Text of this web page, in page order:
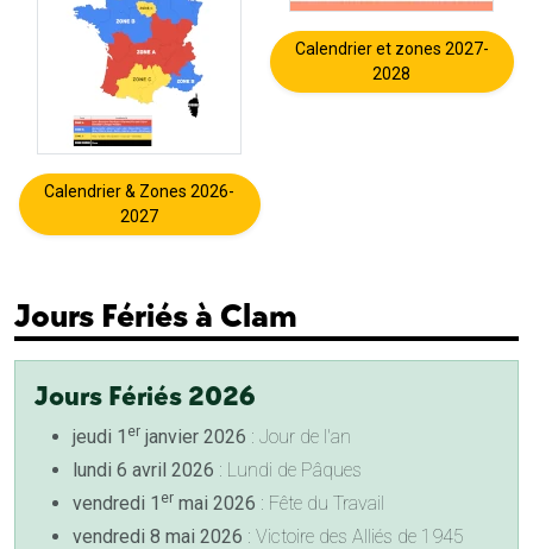
Calendrier & Zones 2026-
2027
Calendrier et zones 2027-
2028
Jours Fériés à Clam
Jours Fériés 2026
jeudi 1 er janvier 2026 : Jour de l'an
lundi 6 avril 2026 : Lundi de Pâques
vendredi 1 er mai 2026 : Fête du Travail
vendredi 8 mai 2026 : Victoire des Alliés de 1945